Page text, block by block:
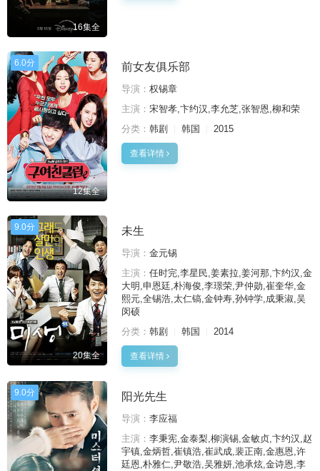
16集全
6.0分
12集全
前女友俱乐部
导演： 权锡章
主演： 宋智孝,卞约汉,李允芝,张智恩,柳和荣
分类： 韩剧 韩国 2015
查看详情
9.0分
20集全
未生
导演： 金元锡
主演： 任时完,李星民,姜素拉,姜河那,卞约汉,金
大明,申恩廷,朴海俊,李璟荣,尹仲勋,崔奎华,金
熙元,全锡浩,太仁镐,金钟寿,孙钟学,成秉淑,吴
闵硕
分类： 韩剧 韩国 2014
查看详情
9.0分 阳光先生
导演： 李应福
主演： 李秉宪,金泰梨,柳演锡,金敏贞,卞约汉,赵
宇镇,金炳哲,崔镇浩,崔武成,裴正南,金惠恩,许
廷恩,朴雅仁,尹敬浩,吴雅妍,池承炫,金诗恩,李